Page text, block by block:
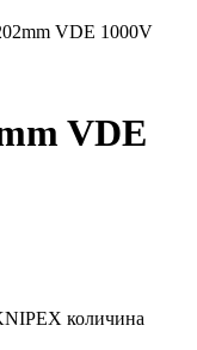
VDE 1000V
VDE
количина